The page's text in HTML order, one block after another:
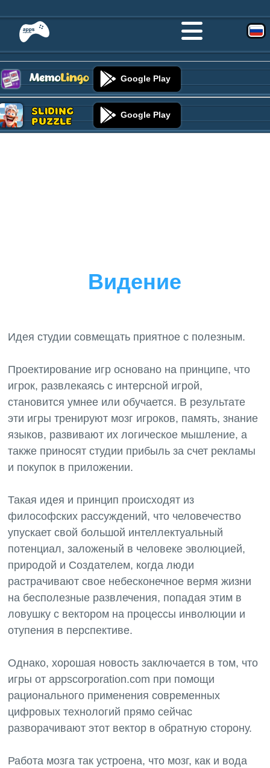
Google Play
Sliding
Puzzle Google Play
Видение
Идея студии совмещать приятное с полезным.
Проектирование игр основано на принципе, что
игрок, развлекаясь с интерсной игрой,
становится умнее или обучается. В результате
эти игры тренируют мозг игроков, память, знание
языков, развивают их логическое мышление, а
также приносят студии прибыль за счет рекламы
и покупок в приложении.
Такая идея и принцип происходят из
философских рассуждений, что человечество
упускает свой большой интеллектуальный
потенциал, заложеный в человеке эволюцией,
природой и Создателем, когда люди
растрачивают свое небесконечное вермя жизни
на бесполезные развлечения, попадая этим в
ловушку с вектором на процессы инволюции и
отупения в перспективе.
Однако, хорошая новость заключается в том, что
игры от appscorporation.com при помощи
рационального применения современных
цифровых технологий прямо сейчас
разворачивают этот вектор в обратную сторону.
Работа мозга так устроена, что мозг, как и вода